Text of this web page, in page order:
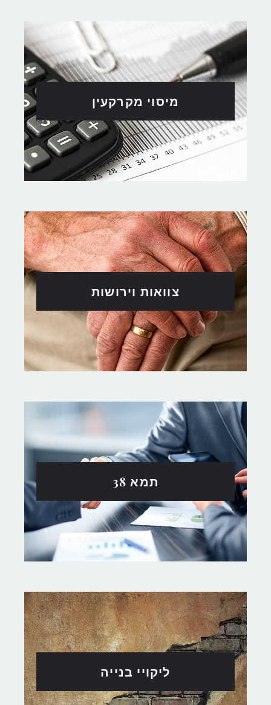
מיסוי מקרקעין
צוואות וירושות
תמא 38
ליקויי בנייה